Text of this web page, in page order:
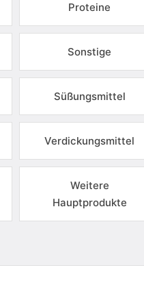
Proteine
Sonstige
Süßungsmittel
Verdickungsmittel
Weitere
Hauptprodukte